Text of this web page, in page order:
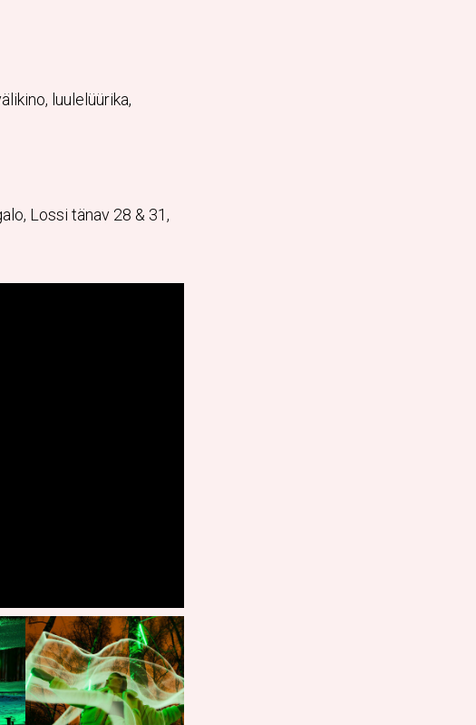
luulelüürika,
Lossi tänav 28 & 31,